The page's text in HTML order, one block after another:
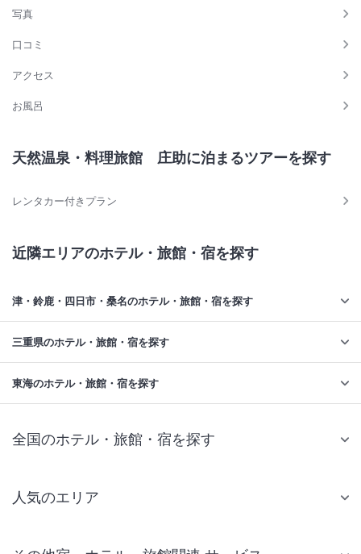
写真
口コミ
アクセス
お風呂
天然温泉・料理旅館 庄助に泊まるツアーを探す
レンタカー付きプラン
近隣エリアのホテル・旅館・宿を探す
津・鈴鹿・四日市・桑名のホテル・旅館・宿を探す
三重県のホテル・旅館・宿を探す
東海のホテル・旅館・宿を探す
全国のホテル・旅館・宿を探す
人気のエリア